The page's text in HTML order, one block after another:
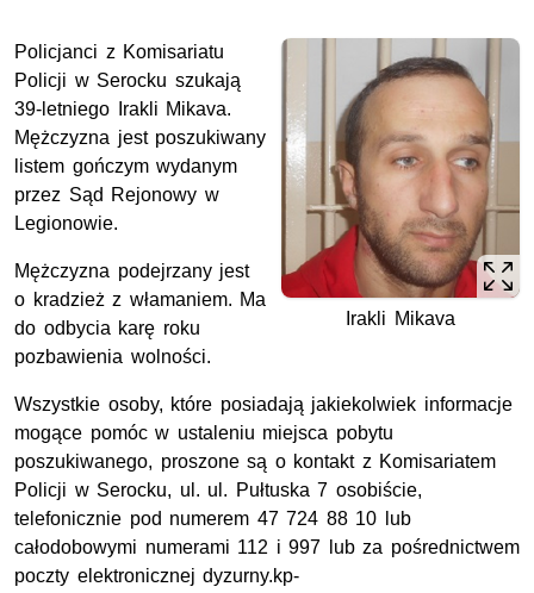
Irakli Mikava
Policjanci z Komisariatu
Policji w Serocku szukają
39-letniego Irakli Mikava.
Mężczyzna jest poszukiwany
listem gończym wydanym
przez Sąd Rejonowy w
Legionowie.
Mężczyzna podejrzany jest
o kradzież z włamaniem. Ma
do odbycia karę roku
pozbawienia wolności.
Wszystkie osoby, które posiadają jakiekolwiek informacje
mogące pomóc w ustaleniu miejsca pobytu
poszukiwanego, proszone są o kontakt z Komisariatem
Policji w Serocku, ul. ul. Pułtuska 7 osobiście,
telefonicznie pod numerem 47 724 88 10 lub
całodobowymi numerami 112 i 997 lub za pośrednictwem
poczty elektronicznej dyzurny.kp-